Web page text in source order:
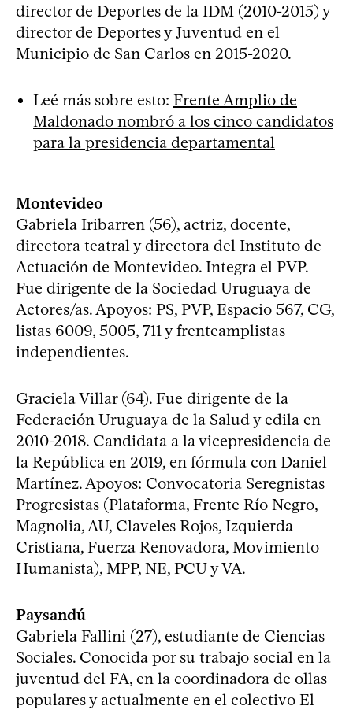
director de Deportes de la IDM (2010-2015) y
director de Deportes y Juventud en el
Municipio de San Carlos en 2015-2020.
Leé más sobre esto: Frente Amplio de
Maldonado nombró a los cinco candidatos
para la presidencia departamental
Montevideo
Gabriela Iribarren (56), actriz, docente,
directora teatral y directora del Instituto de
Actuación de Montevideo. Integra el PVP.
Fue dirigente de la Sociedad Uruguaya de
Actores/as. Apoyos: PS, PVP, Espacio 567, CG,
listas 6009, 5005, 711 y frenteamplistas
independientes.
Graciela Villar (64). Fue dirigente de la
Federación Uruguaya de la Salud y edila en
2010-2018. Candidata a la vicepresidencia de
la República en 2019, en fórmula con Daniel
Martínez. Apoyos: Convocatoria Seregnistas
Progresistas (Plataforma, Frente Río Negro,
Magnolia, AU, Claveles Rojos, Izquierda
Cristiana, Fuerza Renovadora, Movimiento
Humanista), MPP, NE, PCU y VA.
Paysandú
Gabriela Fallini (27), estudiante de Ciencias
Sociales. Conocida por su trabajo social en la
juventud del FA, en la coordinadora de ollas
populares y actualmente en el colectivo El